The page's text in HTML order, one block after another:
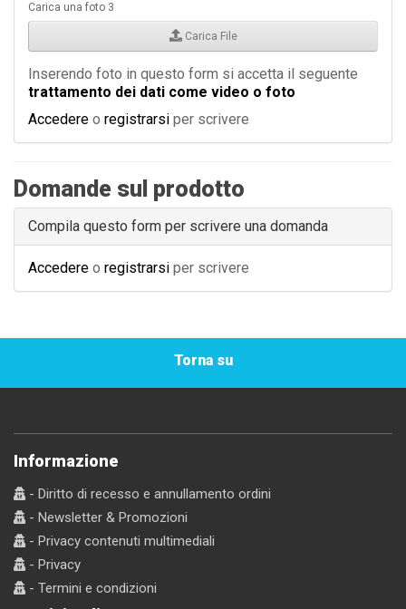
Carica una foto 3
Carica File
Inserendo foto in questo form si accetta il seguente
trattamento dei dati come video o foto
Accedere o registrarsi per scrivere
Domande sul prodotto
Compila questo form per scrivere una domanda
Accedere o registrarsi per scrivere
Torna su
Informazione
- Diritto di recesso e annullamento ordini
- Newsletter & Promozioni
- Privacy contenuti multimediali
- Privacy
- Termini e condizioni